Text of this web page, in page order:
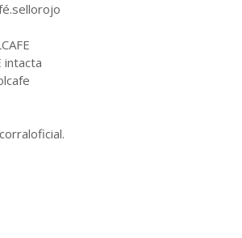
intacta